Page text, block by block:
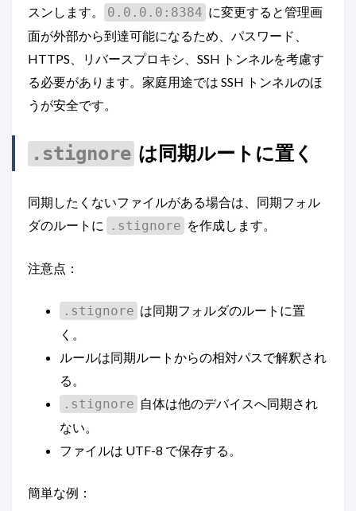
スンします。 0.0.0.0:8384 に変更すると管理画
面が外部から到達可能になるため、パスワード、
HTTPS、リバースプロキシ、SSH トンネルを考慮す
る必要があります。家庭用途では SSH トンネルのほ
うが安全です。
.stignore は同期ルートに置く
同期したくないファイルがある場合は、同期フォル
ダのルートに
.stignore を作成します。
注意点：
.stignore は同期フォルダのルートに置
く。
ルールは同期ルートからの相対パスで解釈され
る。
.stignore 自体は他のデバイスへ同期され
ない。
ファイルは UTF-8 で保存する。
簡単な例：